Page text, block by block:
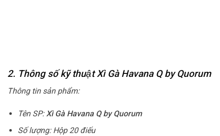
2. Thông số kỹ thuật Xì Gà Havana Q by Quorum
Thông tin sản phẩm:
Tên SP: Xì Gà Havana Q by Quorum
Số lượng: Hộp 20 điếu